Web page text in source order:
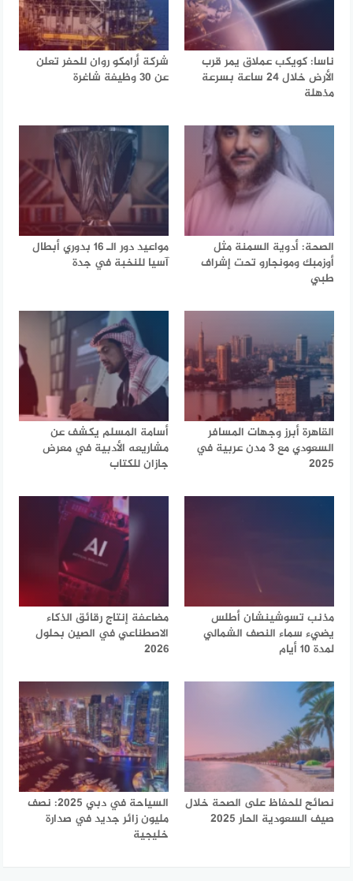
ناسا: كويكب عملاق يمر قرب
الأرض خلال 24 ساعة بسرعة
مذهلة
شركة أرامكو روان للحفر تعلن
عن 30 وظيفة شاغرة
الصحة: أدوية السمنة مثل
أوزمبك ومونجارو تحت إشراف
طبي
مواعيد دور الـ 16 بدوري أبطال
آسيا للنخبة في جدة
القاهرة أبرز وجهات المسافر
السعودي مع 3 مدن عربية في
2025
أسامة المسلم يكشف عن
مشاريعه الأدبية في معرض
جازان للكتاب
مذنب تسوشينشان أطلس
يضيء سماء النصف الشمالي
لمدة 10 أيام
مضاعفة إنتاج رقائق الذكاء
الاصطناعي في الصين بحلول
2026
نصائح للحفاظ على الصحة خلال
صيف السعودية الحار 2025
السياحة في دبي 2025: نصف
مليون زائر جديد في صدارة
خليجية